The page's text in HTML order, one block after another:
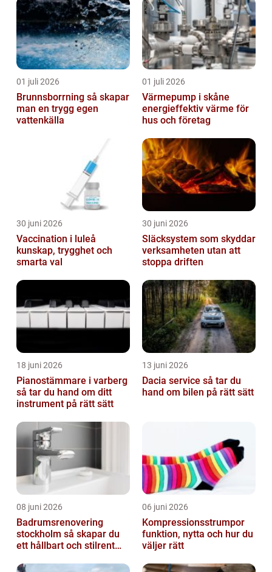
01 juli 2026
Brunnsborrning så skapar
man en trygg egen
vattenkälla
01 juli 2026
Värmepump i skåne
energieffektiv värme för
hus och företag
30 juni 2026
Vaccination i luleå
kunskap, trygghet och
smarta val
30 juni 2026
Släcksystem som skyddar
verksamheten utan att
stoppa driften
18 juni 2026
Pianostämmare i varberg
så tar du hand om ditt
instrument på rätt sätt
13 juni 2026
Dacia service så tar du
hand om bilen på rätt sätt
08 juni 2026
Badrumsrenovering
stockholm så skapar du
ett hållbart och stilrent
06 juni 2026
Kompressionsstrumpor
funktion, nytta och hur du
väljer rätt